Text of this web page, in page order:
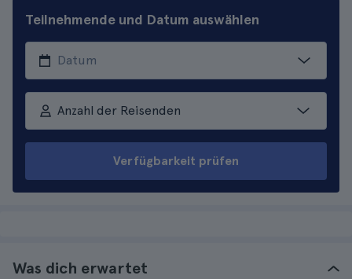
Teilnehmende und Datum auswählen
Anzahl der Reisenden
Verfügbarkeit prüfen
Was dich erwartet